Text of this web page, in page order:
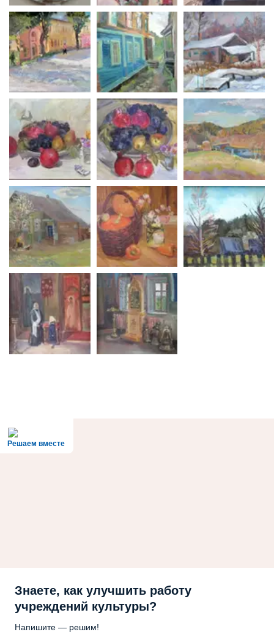
Решаем вместе
Знаете, как улучшить работу
учреждений культуры?
Напишите — решим!